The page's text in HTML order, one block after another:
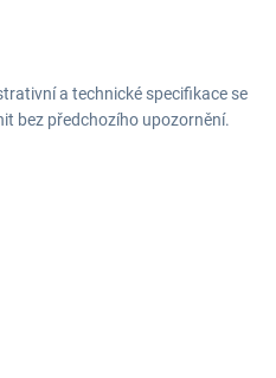
a technické specifikace se
bez předchozího upozornění.